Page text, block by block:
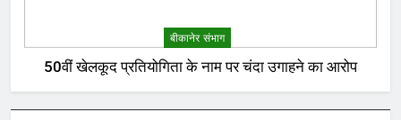
बीकानेर संभाग
50वीं खेलकूद प्रतियोगिता के नाम पर चंदा उगाहने का आरोप